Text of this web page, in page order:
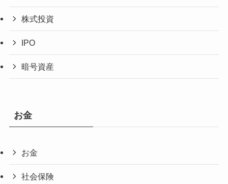
株式投資
IPO
暗号資産
お金
お金
社会保険